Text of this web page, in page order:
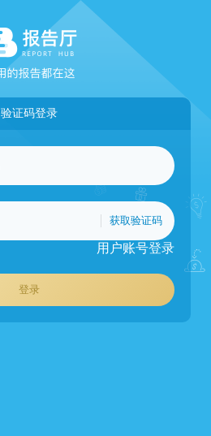
验证码登录
获取验证码
用户账号登录
登录